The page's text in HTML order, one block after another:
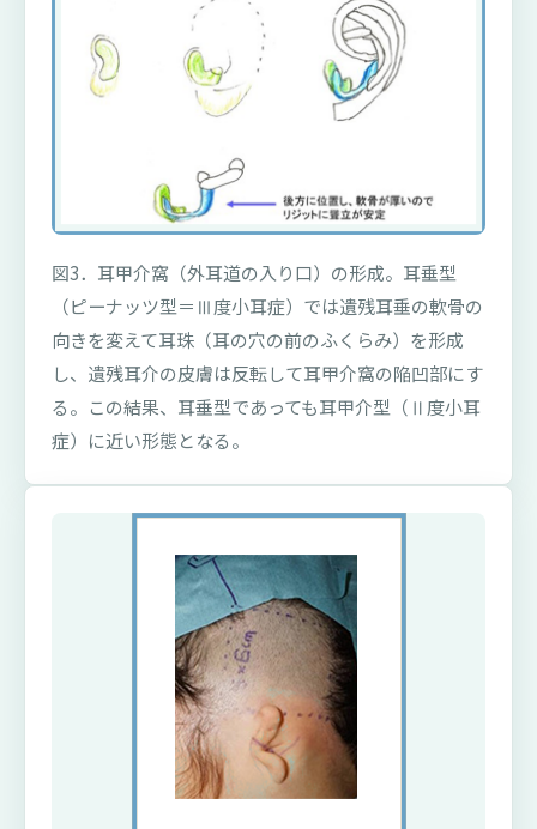
図3．耳甲介窩（外耳道の入り口）の形成。耳垂型
（ピーナッツ型＝Ⅲ度小耳症）では遺残耳垂の軟骨の
向きを変えて耳珠（耳の穴の前のふくらみ）を形成
し、遺残耳介の皮膚は反転して耳甲介窩の陥凹部にす
る。この結果、耳垂型であっても耳甲介型（Ⅱ度小耳
症）に近い形態となる。